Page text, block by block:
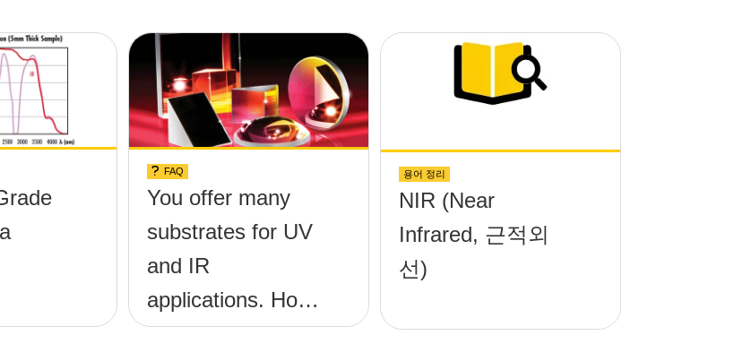
FAQ
You offer many
substrates for UV
and IR
applications. How
do I know which is
용어 정리
NIR (Near
Infrared, 근적외
선)